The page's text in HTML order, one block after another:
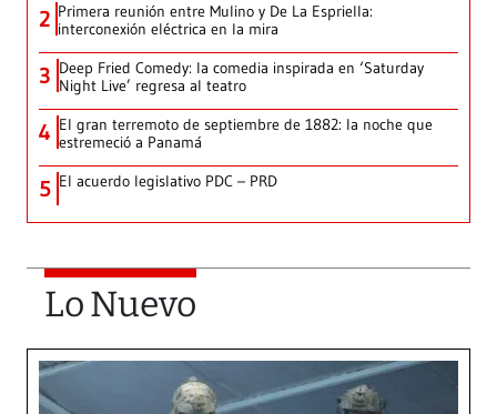
2 Primera reunión entre Mulino y De La Espriella:
interconexión eléctrica en la mira
3 Deep Fried Comedy: la comedia inspirada en ‘Saturday
Night Live’ regresa al teatro
4 El gran terremoto de septiembre de 1882: la noche que
estremeció a Panamá
5 El acuerdo legislativo PDC – PRD
Lo Nuevo